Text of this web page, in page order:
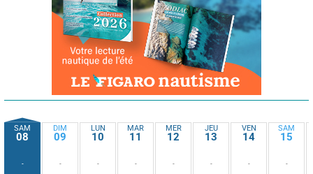
SAM
08
-
DIM
09
-
LUN
10
-
MAR
11
-
MER
12
-
JEU
13
-
VEN
14
-
SAM
15
-